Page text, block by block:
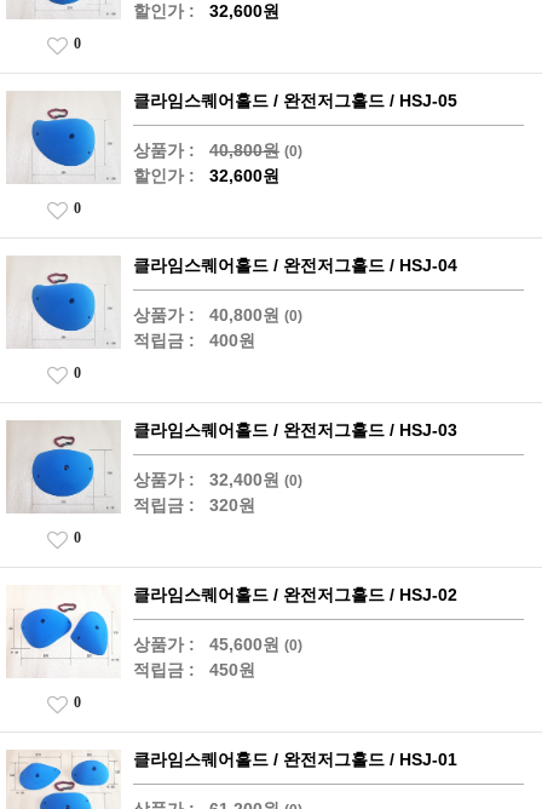
할인가 : 32,600원
0
클라임스퀘어홀드 / 완전저그홀드 / HSJ-05
상품가 : 40,800원 (0)
할인가 : 32,600원
0
클라임스퀘어홀드 / 완전저그홀드 / HSJ-04
상품가 : 40,800원 (0)
적립금 : 400원
0
클라임스퀘어홀드 / 완전저그홀드 / HSJ-03
상품가 : 32,400원 (0)
적립금 : 320원
0
클라임스퀘어홀드 / 완전저그홀드 / HSJ-02
상품가 : 45,600원 (0)
적립금 : 450원
0
클라임스퀘어홀드 / 완전저그홀드 / HSJ-01